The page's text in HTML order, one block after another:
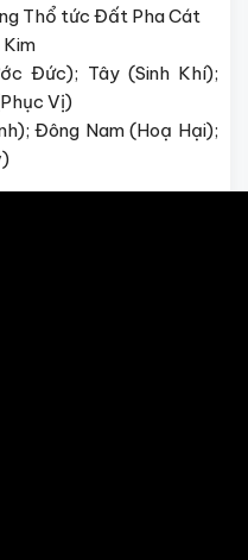
Thổ tức Đất Pha Cát
Đức); Tây (Sinh Khí);
Vị)
Đông Nam (Hoạ Hại);